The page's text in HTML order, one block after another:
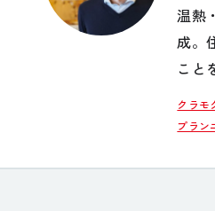
温熱
成。
こと
クラモ
プラ